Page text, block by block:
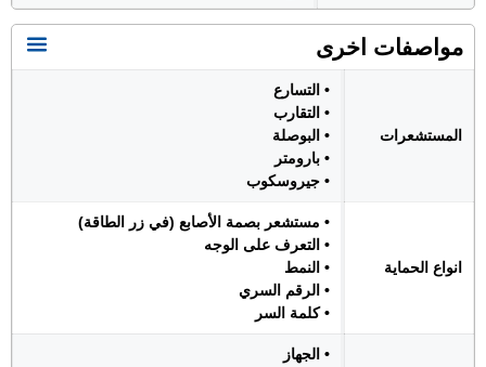
مواصفات اخرى
المستشعرات
• التسارع
• التقارب
• البوصلة
• بارومتر
• جيروسكوب
انواع الحماية
• مستشعر بصمة الأصابع (في زر الطاقة)
• التعرف على الوجه
• النمط
• الرقم السري
• كلمة السر
• الجهاز